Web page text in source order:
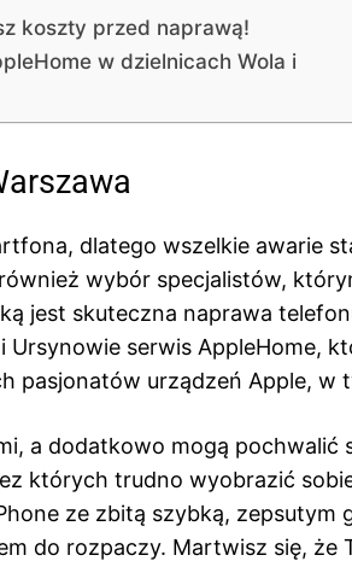
koszty przed naprawą!
w dzielnicach Wola i
dlatego wszelkie awarie
wybór specjalistów,
jest skuteczna naprawa
Ursynowie serwis AppleHome,
urządzeń Apple, w
a dodatkowo mogą pochwalić
których trudno wyobrazić
ze zbitą szybką, zepsutym
do rozpaczy. Martwisz się, że